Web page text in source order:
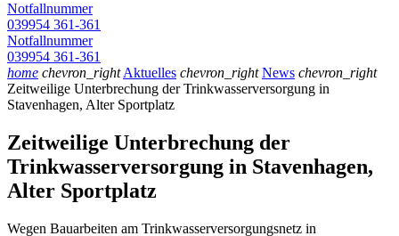
Notfallnummer
039954 361-361
Notfallnummer
039954 361-361
home chevron_right Aktuelles chevron_right News chevron_right
Zeitweilige Unterbrechung der Trinkwasserversorgung in
Stavenhagen, Alter Sportplatz
Zeitweilige Unterbrechung der
Trinkwasserversorgung in Stavenhagen,
Alter Sportplatz
Wegen Bauarbeiten am Trinkwasserversorgungsnetz in